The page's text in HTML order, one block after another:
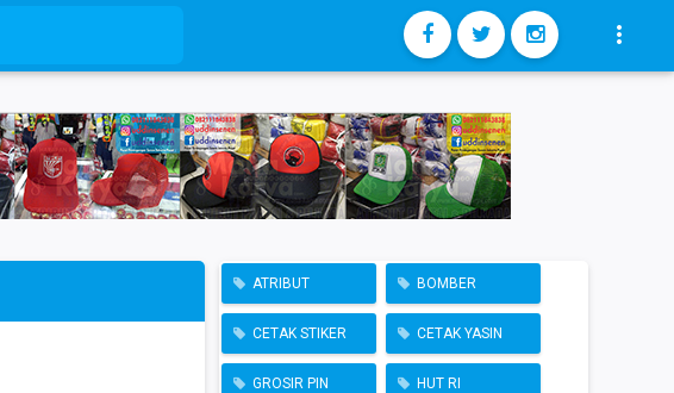

ATRIBUT BOMBER
CETAK STIKER CETAK YASIN
GROSIR PIN HUT RI